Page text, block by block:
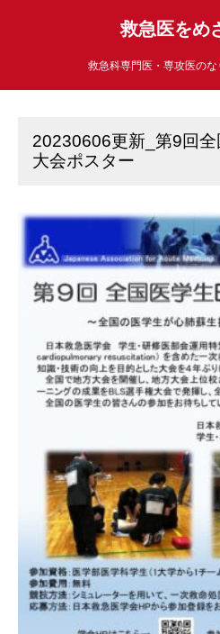
救急医をめ
救急科専門医・専攻医のな
20230606更新_第9回
大会ポスター